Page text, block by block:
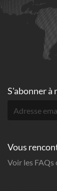
S'abonner à
Vous
Voir les